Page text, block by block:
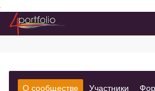
Преейти на главное меню
О сообществе(вкладка
Участники